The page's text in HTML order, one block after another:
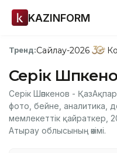
KAZINFORM
Тренд:Сайлау-2026
Серік
Серік Шәпкенов -
фото, бейне, аналитика,
мемлекеттік қайраткер,
Атырау облысының әкімі.